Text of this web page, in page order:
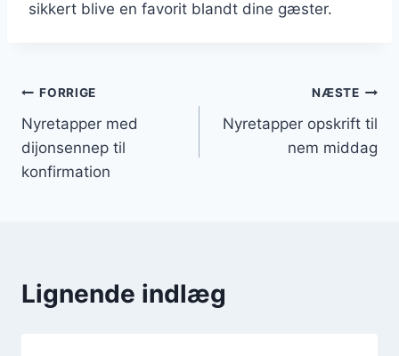
sikkert blive en favorit blandt dine gæster.
Indlægsnavigation
FORRIGE
Nyretapper med
dijonsennep til
konfirmation
NÆSTE
Nyretapper opskrift til
nem middag
Lignende indlæg